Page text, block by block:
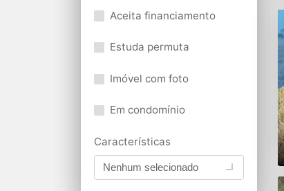
Aceita financiamento
Estuda permuta
Imóvel com foto
Em condomínio
Características
Nenhum selecionado